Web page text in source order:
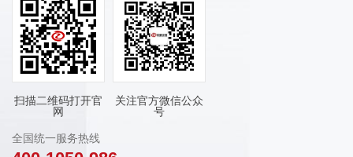
扫描二维码打开官
网
关注官方微信公众
号
全国统一服务热线